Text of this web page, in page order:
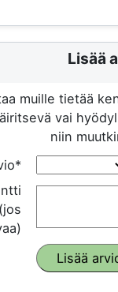
Lisää
muille tietää
vai
niin
(jos